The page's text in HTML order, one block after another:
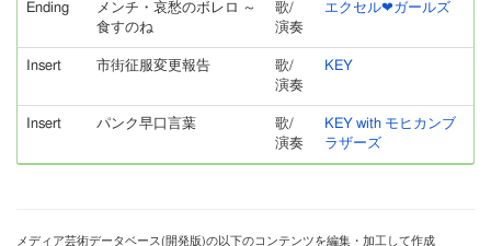
Ending
メンチ・哀愁のボレロ ～
食すのね
歌/
演奏
エクセル❤ガールズ
Insert 市街征服変更報告
歌/
演奏
KEY
Insert パンク早口言葉
歌/
演奏
KEY with モヒカンブ
ラザーズ
メディア芸術データベース(開発版)の以下のコンテンツを編集・加工して作成